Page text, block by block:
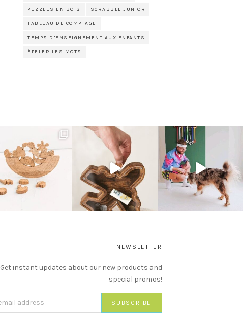
PUZZLES EN BOIS SCRABBLE JUNIOR
TABLEAU DE COMPTAGE
TEMPS D’ENSEIGNEMENT AUX ENFANTS
ÉPELER LES MOTS
NEWSLETTER
Get instant updates about our new products and
special promos!